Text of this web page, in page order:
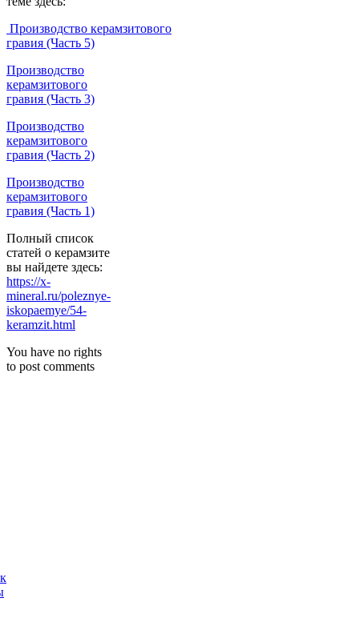
Производство керамзитового
гравия (Часть 5)
Производство
керамзитового
гравия (Часть 3)
Производство
керамзитового
гравия (Часть 2)
Производство
керамзитового
гравия (Часть 1)
Полный список
статей о керамзите
вы найдете здесь:
https://x-
mineral.ru/poleznye-
iskopaemye/54-
keramzit.html
You have no rights
to post comments